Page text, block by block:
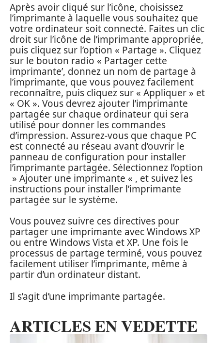
Après avoir cliqué sur l’icône, choisissez
l’imprimante à laquelle vous souhaitez que
votre ordinateur soit connecté. Faites un clic
droit sur l’icône de l’imprimante appropriée,
puis cliquez sur l’option « Partage ». Cliquez
sur le bouton radio « Partager cette
imprimante’, donnez un nom de partage à
l’imprimante, que vous pouvez facilement
reconnaître, puis cliquez sur « Appliquer » et
« OK ». Vous devrez ajouter l’imprimante
partagée sur chaque ordinateur qui sera
utilisé pour donner les commandes
d’impression. Assurez-vous que chaque PC
est connecté au réseau avant d’ouvrir le
panneau de configuration pour installer
l’imprimante partagée. Sélectionnez l’option
» Ajouter une imprimante « , et suivez les
instructions pour installer l’imprimante
partagée sur le système.
Vous pouvez suivre ces directives pour
partager une imprimante avec Windows XP
ou entre Windows Vista et XP. Une fois le
processus de partage terminé, vous pouvez
facilement utiliser l’imprimante, même à
partir d’un ordinateur distant.
Il s’agit d’une imprimante partagée.
ARTICLES EN VEDETTE